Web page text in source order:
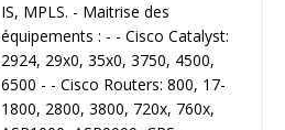
IS, MPLS. - Maitrise des
équipements : - - Cisco Catalyst:
2924, 29x0, 35x0, 3750, 4500,
6500 - - Cisco Routers: 800, 17-
1800, 2800, 3800, 720x, 760x,